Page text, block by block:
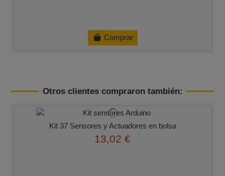
Comprar
Otros clientes compraron también:
Kit 37 Sensores y Actuadores en bolsa
13,02 €